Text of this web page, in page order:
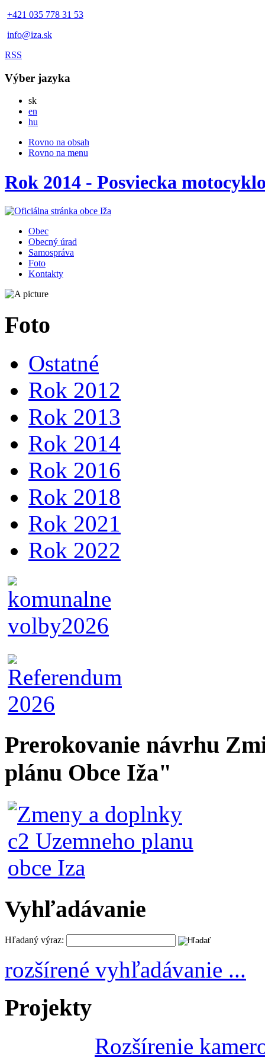
+421 035 778 31 53
info@iza.sk
RSS
Výber jazyka
skSlovensky
en
hu
Rovno na obsah
Rovno na menu
Rok 2014 - Posviecka
Obec
Obecný úrad
Samospráva
Foto
Kontakty
Foto
Ostatné
Rok 2012
Rok 2013
Rok 2014
Rok 2016
Rok 2018
Rok 2021
Rok 2022
Prerokovanie návrhu
plánu Obce Iža"
Vyhľadávanie
Hľadaný výraz:
rozšírené vyhľadávanie ...
Projekty
Rozšírenie